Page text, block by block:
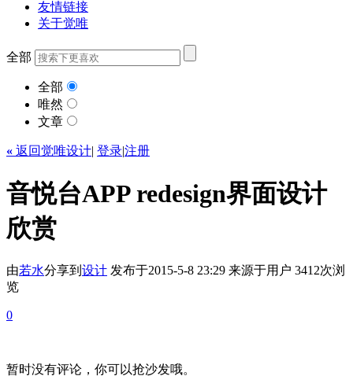
友情链接
关于觉唯
全部
全部
唯然
文章
« 返回觉唯设计| 登录|注册
音悦台APP redesign界面设计
欣赏
由若水分享到 设计 发布于2015-5-8 23:29 来源于用户 3412次浏
览
0
暂时没有评论，你可以抢沙发哦。